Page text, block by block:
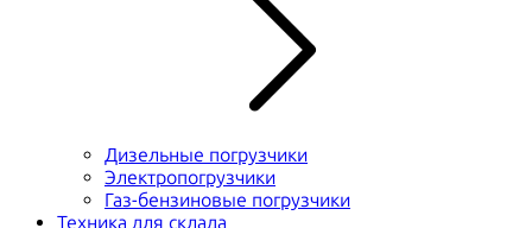
Дизельные погрузчики
Электропогрузчики
Газ-бензиновые погрузчики
Техника для склада